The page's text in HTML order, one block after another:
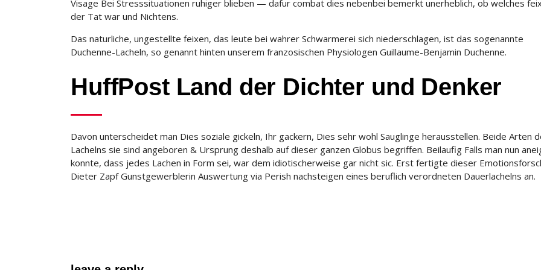
Visage Bei Stresssituationen ruhiger blieben — dafur combat dies nebenbei bemerkt unerheblich, ob welches
der Tat war und Nichtens.
Das naturliche, ungestellte feixen, das leute bei wahrer Schwarmerei sich niederschlagen, ist das sogenannte
Duchenne-Lacheln, so genannt hinten unserem franzosischen Physiologen Guillaume-Benjamin Duchenne.
HuffPost Land der Dichter und Denker
Davon unterscheidet man Dies soziale gickeln, Ihr gackern, Dies sehr wohl Sauglinge herausstellen. Beide Arten
Lachelns sie sind angeboren & Ursprung deshalb auf dieser ganzen Globus begriffen. Beilaufig Falls man nun
konnte, dass jedes Lachen in Form sei, war dem idiotischerweise gar nicht sic. Erst fertigte dieser
Dieter Zapf Gunstgewerblerin Auswertung via Perish nachsteigen eines beruflich verordneten Dauerlachelns an.